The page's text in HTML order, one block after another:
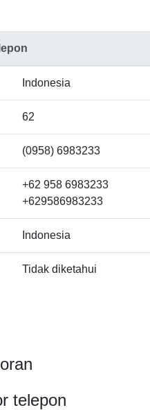
Indonesia
62
(0958) 6983233
+62 958 6983233
+629586983233
Indonesia
Tidak diketahui
telepon